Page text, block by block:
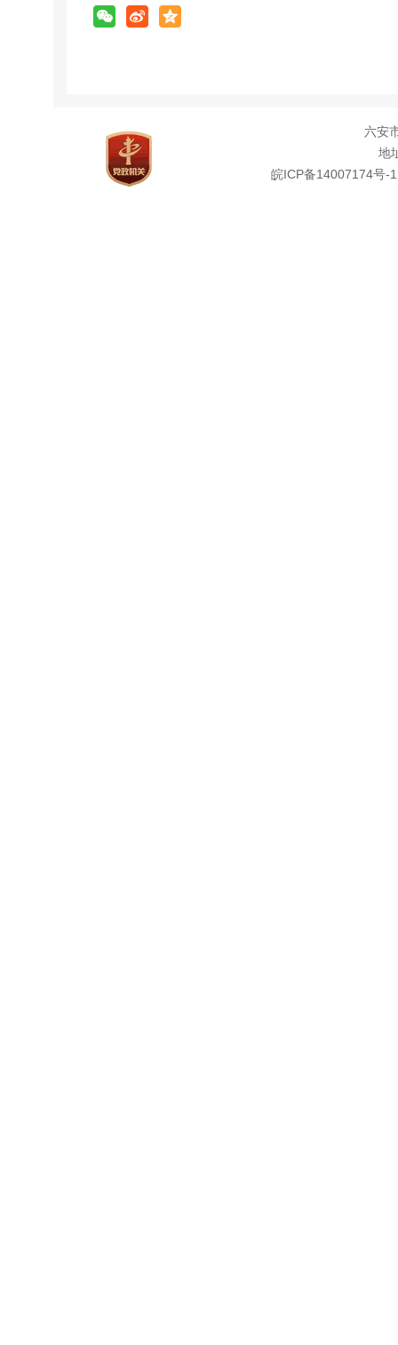
六安
地
皖ICP备14007174号-1